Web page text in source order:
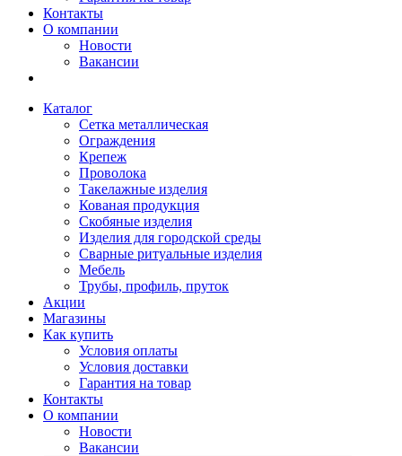
Контакты
О компании
Новости
Вакансии
Каталог
Сетка металлическая
Ограждения
Крепеж
Проволока
Такелажные изделия
Кованая продукция
Скобяные изделия
Изделия для городской среды
Сварные ритуальные изделия
Мебель
Трубы, профиль, пруток
Акции
Магазины
Как купить
Условия оплаты
Условия доставки
Гарантия на товар
Контакты
О компании
Новости
Вакансии